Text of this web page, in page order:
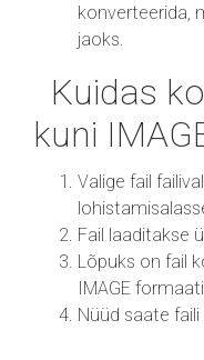
konverteerida,
jaoks.
Kuidas
kuni
Valige fail
Fail laaditakse
Lõpuks on fail
IMAGE formaati
Nüüd saate faili